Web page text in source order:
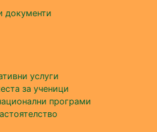
документи
услуги
за ученици
програми